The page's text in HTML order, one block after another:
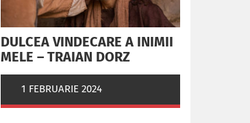
DULCEA VINDECARE A INIMII
MELE – TRAIAN DORZ
1 FEBRUARIE 2024